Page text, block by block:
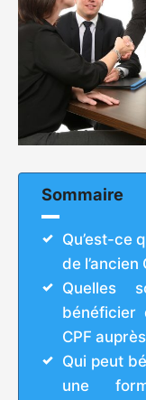
Sommaire
Qu’est-ce
de l’ancien
Quelles
bénéficier
CPF
Qui peut
une